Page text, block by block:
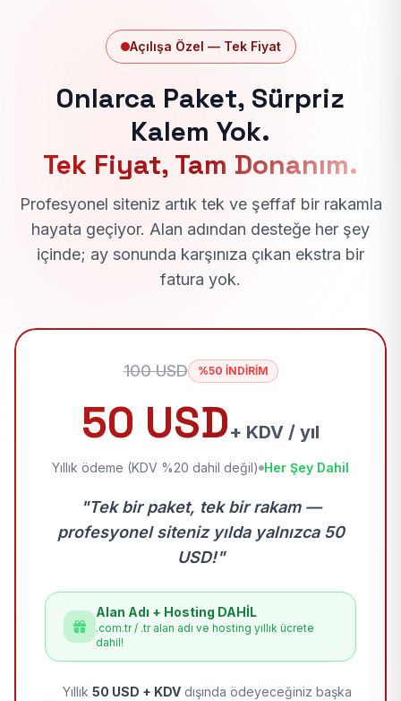
Açılışa Özel — Tek Fiyat
Onlarca Paket, Sürpriz
Kalem Yok.
Tek Fiyat, Tam Donanım.
Profesyonel siteniz artık tek ve şeffaf bir rakamla
hayata geçiyor. Alan adından desteğe her şey
içinde; ay sonunda karşınıza çıkan ekstra bir
fatura yok.
100 USD %50 İNDİRİM
50 USD+ KDV / yıl
Yıllık ödeme (KDV %20 dahil değil) Her Şey Dahil
"Tek bir paket, tek bir rakam —
profesyonel siteniz yılda yalnızca 50
USD!"
Alan Adı + Hosting DAHİL
.com.tr / .tr alan adı ve hosting yıllık ücrete
dahil!
Yıllık 50 USD + KDV dışında ödeyeceğiniz başka